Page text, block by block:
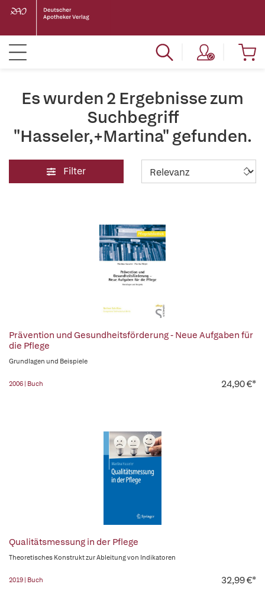
Es wurden 2 Ergebnisse zum
Suchbegriff
"Hasseler,+Martina" gefunden.
Filter
Prävention und Gesundheitsförderung - Neue Aufgaben für
die Pflege
Grundlagen und Beispiele
2006 | Buch 24,90 €*
Qualitätsmessung in der Pflege
Theoretisches Konstrukt zur Ableitung von Indikatoren
2019 | Buch 32,99 €*